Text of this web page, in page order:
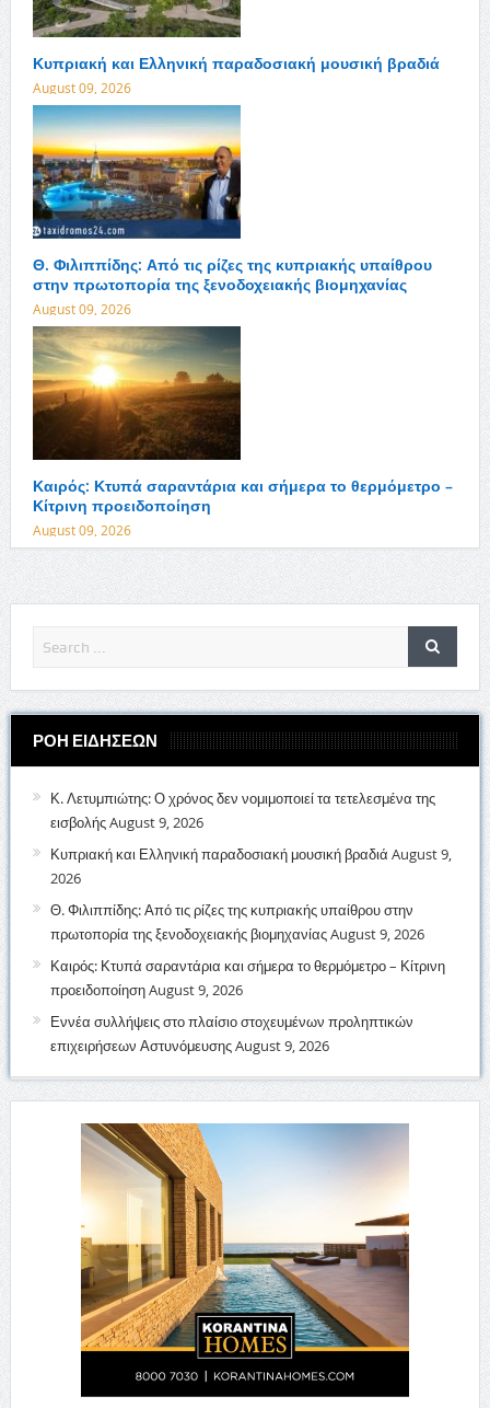
Κυπριακή και Ελληνική παραδοσιακή μουσική βραδιά
August 09, 2026
Θ. Φιλιππίδης: Από τις ρίζες της κυπριακής υπαίθρου
στην πρωτοπορία της ξενοδοχειακής βιομηχανίας
August 09, 2026
Καιρός: Κτυπά σαραντάρια και σήμερα το θερμόμετρο –
Κίτρινη προειδοποίηση
August 09, 2026
ΡΟΗ ΕΙΔΗΣΕΩΝ
Κ. Λετυμπιώτης: Ο χρόνος δεν νομιμοποιεί τα τετελεσμένα της
εισβολήςAugust 9, 2026
Κυπριακή και Ελληνική παραδοσιακή μουσική βραδιά August 9,
2026
Θ. Φιλιππίδης: Από τις ρίζες της κυπριακής υπαίθρου στην
πρωτοπορία της ξενοδοχειακής βιομηχανίαςAugust 9, 2026
Καιρός: Κτυπά σαραντάρια και σήμερα το θερμόμετρο – Κίτρινη
προειδοποίησηAugust 9, 2026
Εννέα συλλήψεις στο πλαίσιο στοχευμένων προληπτικών
επιχειρήσεων ΑστυνόμευσηςAugust 9, 2026